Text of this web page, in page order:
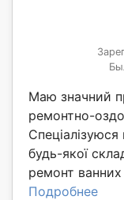
Маю значний
ремонтно-
Спеціалізуюся
будь-якої
ремонт ванних
Подробнее